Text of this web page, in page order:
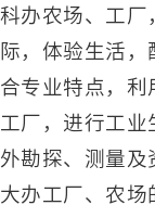
办农场、工厂
，体验生活，
专业特点，利
厂，进行工业
勘探、测量及
办工厂、农场